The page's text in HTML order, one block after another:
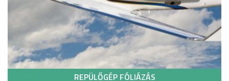
REPÜLŐGÉP FÓLIÁZÁS